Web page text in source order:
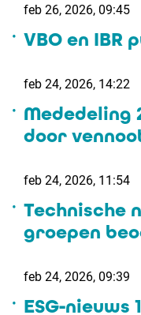
feb 26, 2026, 09:45
VBO en IBR
feb 24, 2026, 14:22
Mededeling
door
feb 24, 2026, 11:54
Technische
groepen
feb 24, 2026, 09:39
ESG-nieuws